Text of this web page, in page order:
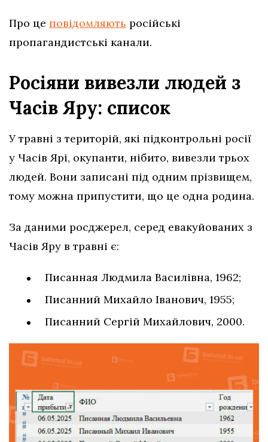
Про це повідомляють російські
пропагандистські канали.
Росіяни вивезли людей з
Часів Яру: список
У травні з територій, які підконтрольні росії
у Часів Ярі, окупанти, нібито, вивезли трьох
людей. Вони записані під одним прізвищем,
тому можна припустити, що це одна родина.
За даними росджерел, серед евакуйованих з
Часів Яру в травні є:
Писанная Людмила Василівна, 1962;
Писанний Михайло Іванович, 1955;
Писанний Сергій Михайлович, 2000.